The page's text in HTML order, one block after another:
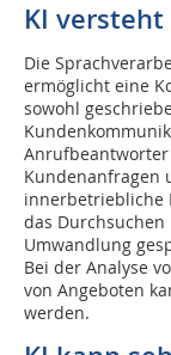
KI versteht
Die
ermöglicht eine
sowohl
Kundenanfragen
innerbetriebliche
das
Umwandlung
Bei der Analyse
von Angeboten
werden.